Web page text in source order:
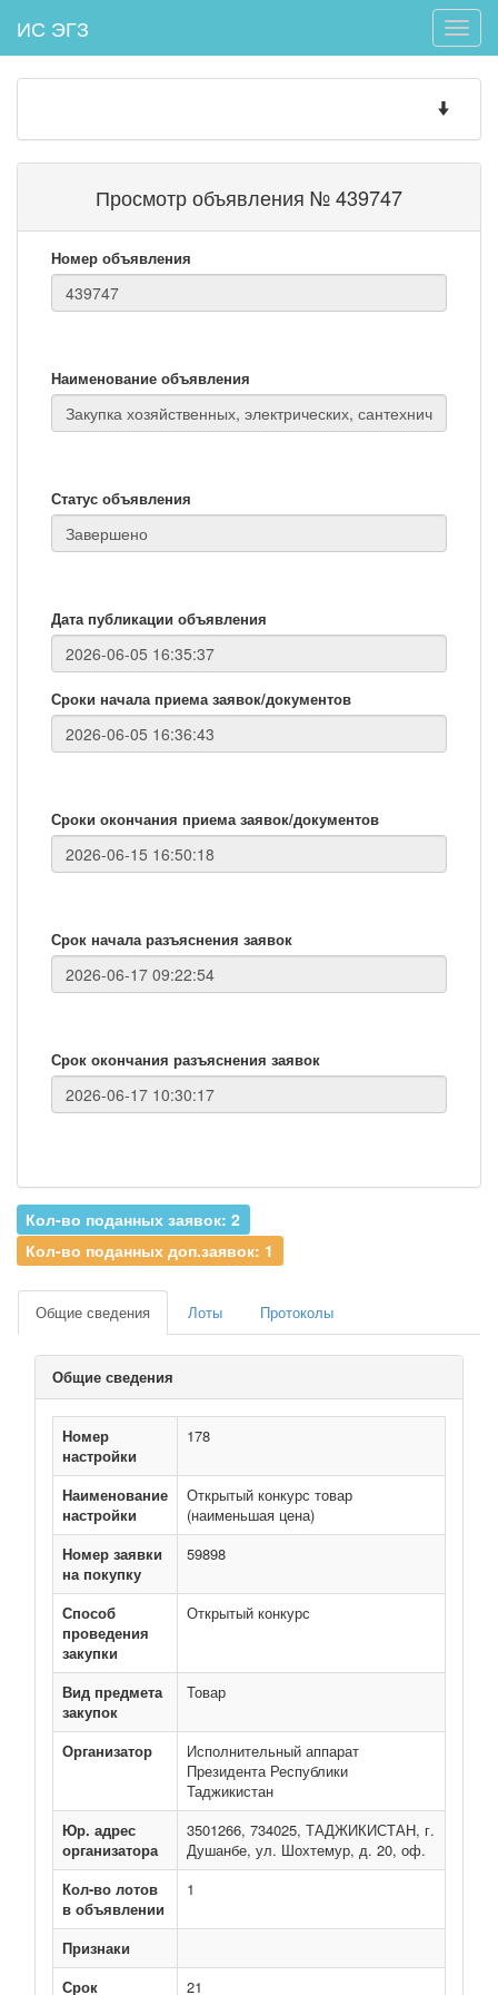
Toggle
ИС ЭГЗ
Toggle
Просмотр объявления № 439747
Номер объявления
Наименование объявления
Статус объявления
Дата публикации объявления
Сроки начала приема заявок/документов
Сроки окончания приема заявок/документов
Срок начала разъяснения заявок
Срок окончания разъяснения заявок
Кол-во поданных заявок: 2
Кол-во поданных доп.заявок: 1
Общие сведения Лоты Протоколы
Общие сведения
Номер
настройки
178
Наименование
настройки
Открытый конкурс товар
(наименьшая цена)
Номер заявки
на покупку
59898
Способ
проведения
закупки
Открытый конкурс
Вид предмета
закупок
Товар
Организатор
Исполнительный аппарат
Президента Республики
Таджикистан
Юр. адрес
организатора
3501266, 734025, ТАДЖИКИСТАН, г.
Душанбе, ул. Шохтемур, д. 20, оф.
Кол-во лотов
в объявлении
1
Признаки
Срок
21